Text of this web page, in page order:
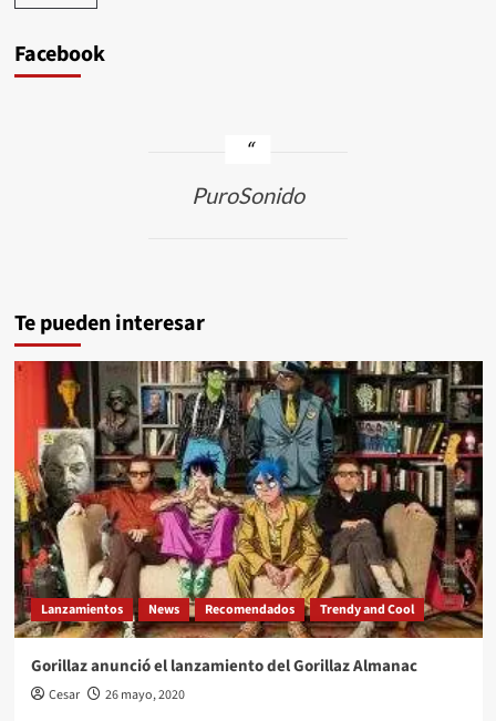
Facebook
PuroSonido
Te pueden interesar
Lanzamientos News Recomendados Trendy and Cool
Gorillaz anunció el lanzamiento del Gorillaz Almanac
Cesar 26 mayo, 2020